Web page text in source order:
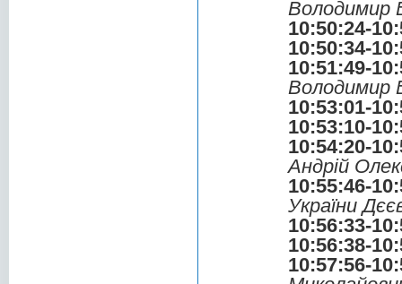
Володимир
10:50:24-
10:50:34-
10:51:49-
Володимир
10:53:01-
10:53:10-
10:54:20-
Андрій
10:55:46-
України
10:56:33-
10:56:38-
10:57:56-